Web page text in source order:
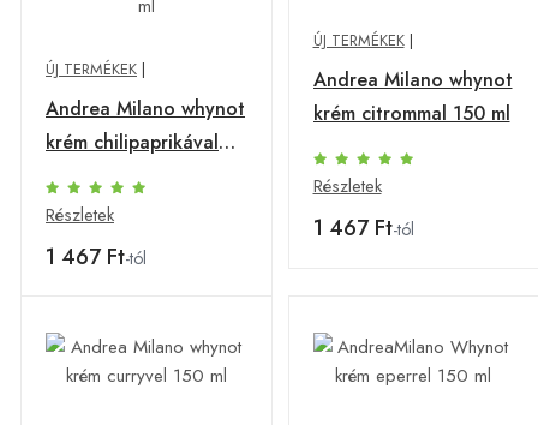
ÚJ TERMÉKEK |
Andrea Milano whynot
krém chilipaprikával
150 ml
Részletek
1 467 Ft-tól
ÚJ TERMÉKEK|
Andrea Milano whynot
krém citrommal 150 ml
Részletek
1 467 Ft-tól